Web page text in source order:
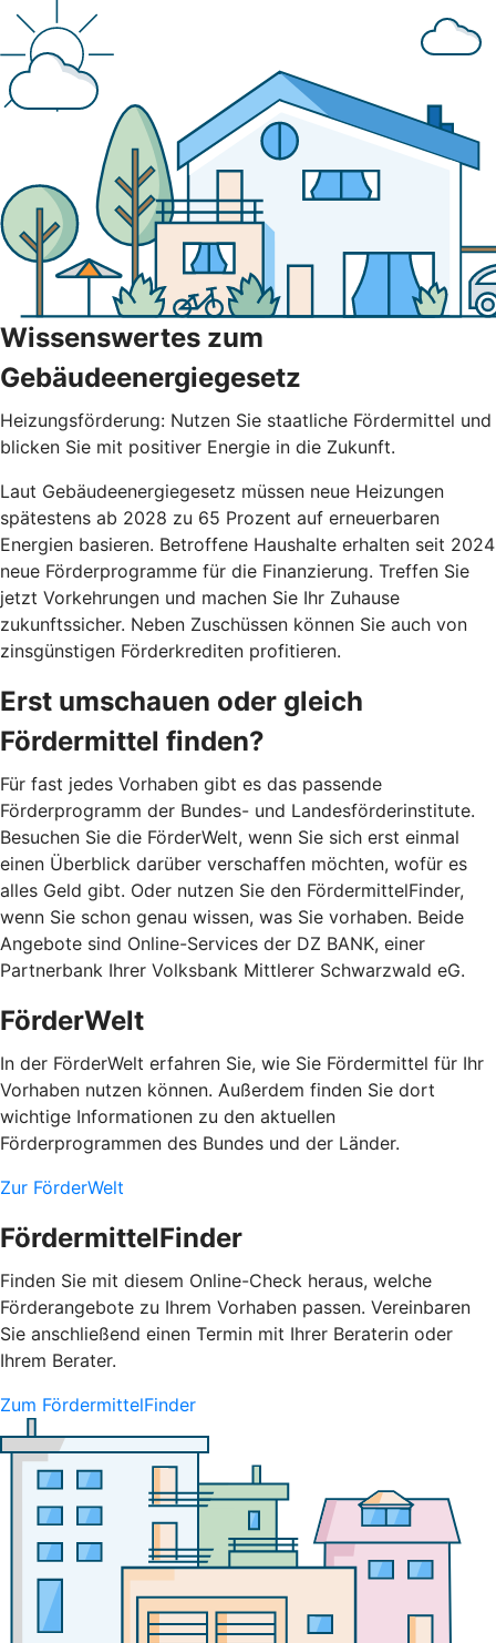
Wissenswertes zum
Gebäudeenergiegesetz
Heizungsförderung: Nutzen Sie staatliche Fördermittel und
blicken Sie mit positiver Energie in die Zukunft.
Laut Gebäudeenergiegesetz müssen neue Heizungen
spätestens ab 2028 zu 65 Prozent auf erneuerbaren
Energien basieren. Betroffene Haushalte erhalten seit 2024
neue Förderprogramme für die Finanzierung. Treffen Sie
jetzt Vorkehrungen und machen Sie Ihr Zuhause
zukunftssicher. Neben Zuschüssen können Sie auch von
zinsgünstigen Förderkrediten profitieren.
Erst umschauen oder gleich
Fördermittel finden?
Für fast jedes Vorhaben gibt es das passende
Förderprogramm der Bundes- und Landesförderinstitute.
Besuchen Sie die FörderWelt, wenn Sie sich erst einmal
einen Überblick darüber verschaffen möchten, wofür es
alles Geld gibt. Oder nutzen Sie den FördermittelFinder,
wenn Sie schon genau wissen, was Sie vorhaben. Beide
Angebote sind Online-Services der DZ BANK, einer
Partnerbank Ihrer Volksbank Mittlerer Schwarzwald eG.
FörderWelt
In der FörderWelt erfahren Sie, wie Sie Fördermittel für Ihr
Vorhaben nutzen können. Außerdem finden Sie dort
wichtige Informationen zu den aktuellen
Förderprogrammen des Bundes und der Länder.
Zur FörderWelt
FördermittelFinder
Finden Sie mit diesem Online-Check heraus, welche
Förderangebote zu Ihrem Vorhaben passen. Vereinbaren
Sie anschließend einen Termin mit Ihrer Beraterin oder
Ihrem Berater.
Zum FördermittelFinder